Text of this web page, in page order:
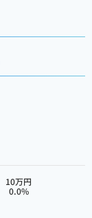
10万円
0.0%